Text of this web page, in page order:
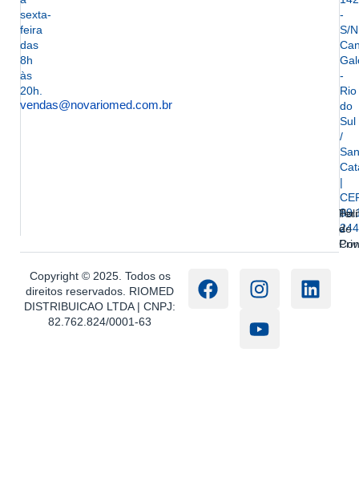
sexta-
feira
das
8h
às
20h.
vendas@novariomed.com.br
-
S/
-
Rio
do
Sul
/
|
244
e
de
Copyright © 2025. Todos os
direitos reservados. RIOMED
DISTRIBUICAO LTDA | CNPJ:
82.762.824/0001-63